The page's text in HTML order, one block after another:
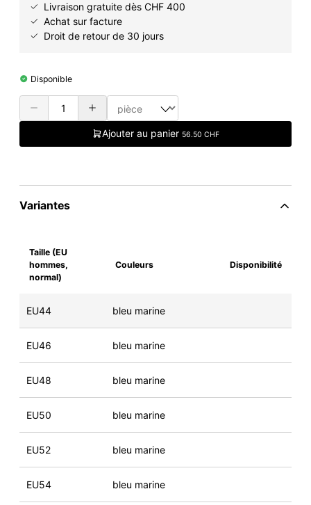
Livraison gratuite dès CHF 400
Achat sur facture
Droit de retour de 30 jours
Disponible
Ajouter au panier 56.50 CHF
Variantes
Taille (EU
hommes,
normal)
Couleurs Disponibilité
EU44 bleu marine
EU46 bleu marine
EU48 bleu marine
EU50 bleu marine
EU52 bleu marine
EU54 bleu marine